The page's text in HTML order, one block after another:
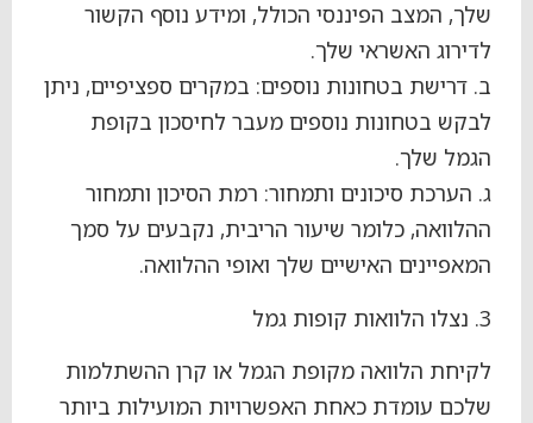
שלך, המצב הפיננסי הכולל, ומידע נוסף הקשור
לדירוג האשראי שלך.
ב. דרישת בטחונות נוספים: במקרים ספציפיים, ניתן
לבקש בטחונות נוספים מעבר לחיסכון בקופת
הגמל שלך.
ג. הערכת סיכונים ותמחור: רמת הסיכון ותמחור
ההלוואה, כלומר שיעור הריבית, נקבעים על סמך
המאפיינים האישיים שלך ואופי ההלוואה.
3. נצלו הלוואות קופות גמל
לקיחת הלוואה מקופת הגמל או קרן ההשתלמות
שלכם עומדת כאחת האפשרויות המועילות ביותר